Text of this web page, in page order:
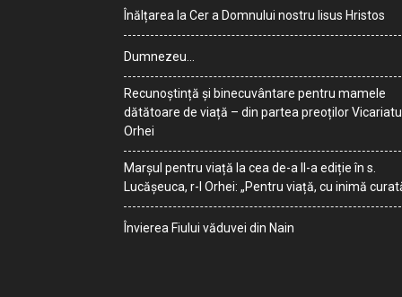
Înălțarea la Cer a Domnului nostru Iisus Hristos
Dumnezeu…
Recunoștință și binecuvântare pentru mamele
dătătoare de viață – din partea preoților
Orhei
Marșul pentru viață la cea de-a II-a ediție în s.
Lucășeuca, r-l Orhei: „Pentru viață, cu inimă
Învierea Fiului văduvei din Nain